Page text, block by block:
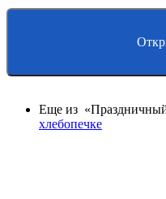
Еще из
хлебопечке